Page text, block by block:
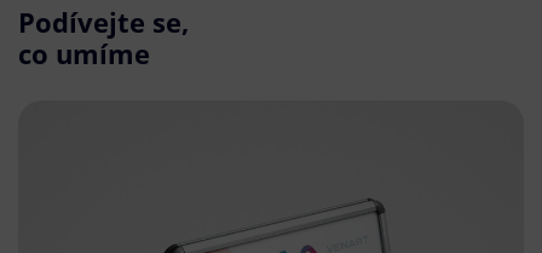
Podívejte se,
co umíme